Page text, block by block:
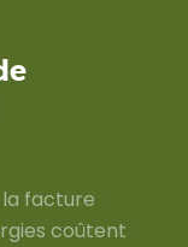
facture
coûtent